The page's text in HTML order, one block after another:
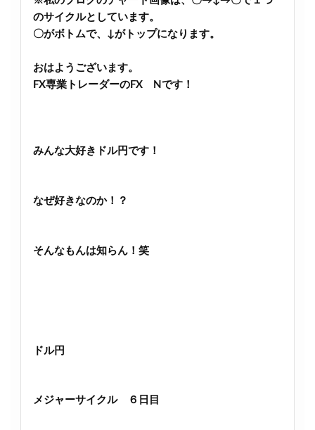
のサイクルとしています。
〇がボトムで、↓がトップになります。
おはようございます。
FX専業トレーダーのFX Nです！
みんな大好きドル円です！
なぜ好きなのか！？
そんなもんは知らん！笑
ドル円
メジャーサイクル ６日目